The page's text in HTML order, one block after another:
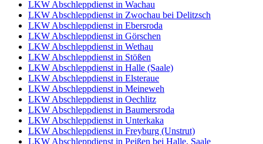
LKW Abschleppdienst in Wachau
LKW Abschleppdienst in Zwochau bei Delitzsch
LKW Abschleppdienst in Ebersroda
LKW Abschleppdienst in Görschen
LKW Abschleppdienst in Wethau
LKW Abschleppdienst in Stößen
LKW Abschleppdienst in Halle (Saale)
LKW Abschleppdienst in Elsteraue
LKW Abschleppdienst in Meineweh
LKW Abschleppdienst in Oechlitz
LKW Abschleppdienst in Baumersroda
LKW Abschleppdienst in Unterkaka
LKW Abschleppdienst in Freyburg (Unstrut)
LKW Abschleppdienst in Peißen bei Halle, Saale